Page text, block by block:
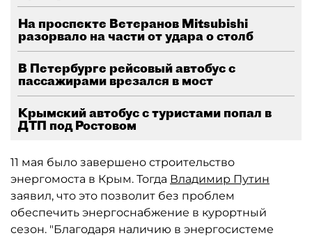
На проспекте Ветеранов Mitsubishi
разорвало на части от удара о столб
В Петербурге рейсовый автобус с
пассажирами врезался в мост
Крымский автобус с туристами попал в
ДТП под Ростовом
11 мая было завершено строительство
энергомоста в Крым. Тогда Владимир Путин
заявил, что это позволит без проблем
обеспечить энергоснабжение в курортный
сезон. "Благодаря наличию в энергосистеме